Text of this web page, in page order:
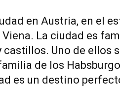
en Austria, en el
La ciudad es
castillos. Uno de ellos
de los
es un destino